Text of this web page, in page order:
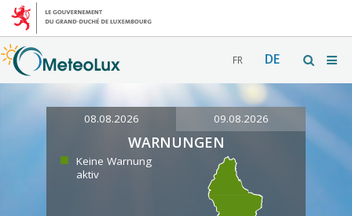
FR DE
08.08.2026 09.08.2026
WARNUNGEN
Keine Warnung
aktiv